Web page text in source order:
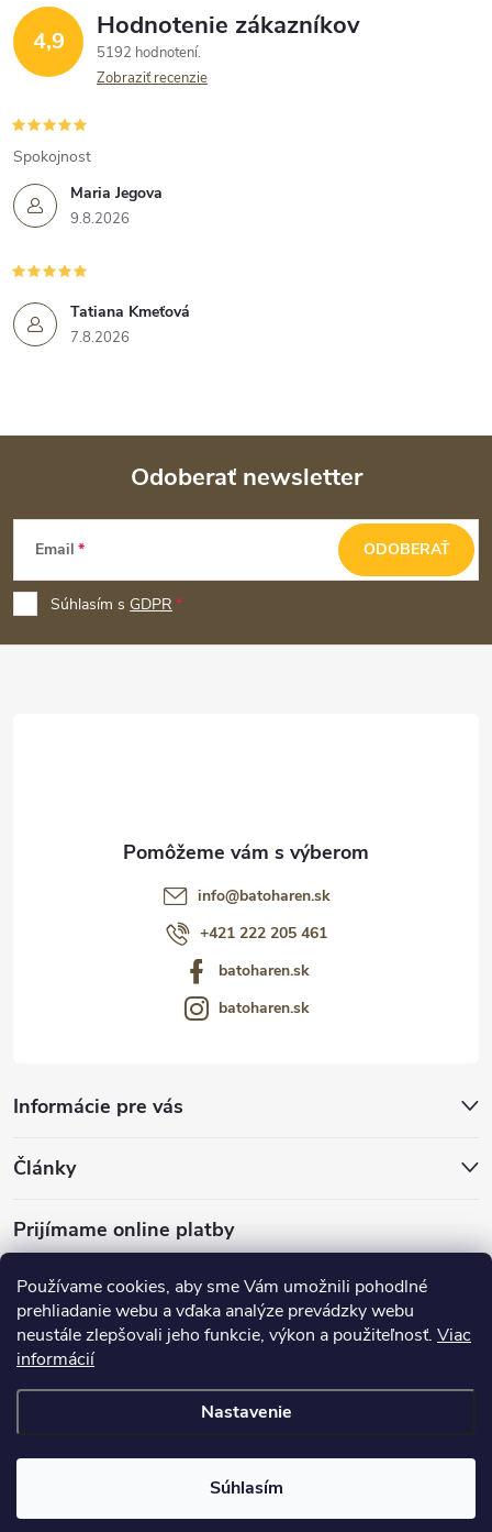
Používame cookies, aby sme Vám umožnili pohodlné
prehliadanie webu a vďaka analýze prevádzky webu
neustále zlepšovali jeho funkcie, výkon a použiteľnosť. Viac
informácií
Nastavenie
Súhlasím
4,9 Hodnotenie zákazníkov
5192 hodnotení
Zobraziť recenzie
Maria Jegova
9.8.2026
Spokojnost
Tatiana Kmeťová
7.8.2026
Z
p
ä
Odoberať newsletter
Email
Súhlasím s GDPR
ODOBERAŤ
Informácie pre vás
Články
Prijímame online platby
info@batoharen.sk
+421 222 205 461
batoharen.sk
batoharen.sk
nastavenie cookies